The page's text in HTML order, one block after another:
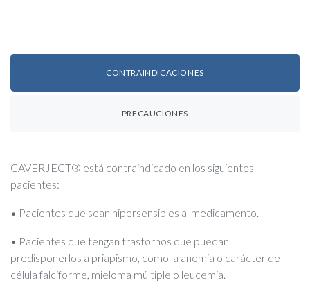
CONTRAINDICACIONES
PRECAUCIONES
CAVERJECT® está contraindicado en los siguientes
pacientes:
• Pacientes que sean hipersensibles al medicamento.
• Pacientes que tengan trastornos que puedan
predisponerlos a priapismo, como la anemia o carácter de
célula falciforme, mieloma múltiple o leucemia.